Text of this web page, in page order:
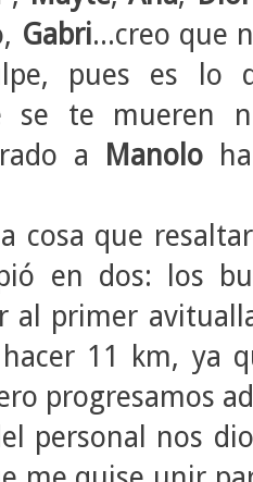
Gabri...creo que
pues es
se te mueren
a
Manolo
que resaltar,
en dos: los
al primer
11 km, ya
progresamos
nos dio